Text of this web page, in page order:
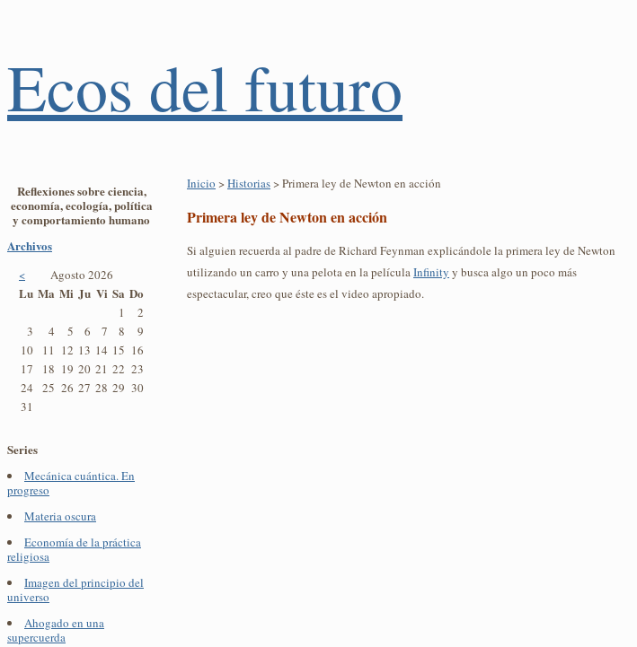
Ecos del futuro
Reflexiones sobre ciencia,
economía, ecología, política
y comportamiento humano
Archivos
< Agosto 2026
Lu Ma Mi Ju Vi Sa Do
1
2
3
4 5 6 7 8
9
10
11 12 13 14 15 16
17
18 19 20 21 22 23
24
25 26 27 28 29 30
31
Series
Mecánica cuántica. En
progreso
Materia oscura
Economía de la práctica
religiosa
Imagen del principio del
universo
Ahogado en una
supercuerda
Inicio >Historias> Primera ley de Newton en acción
Primera ley de Newton en acción
Si alguien recuerda al padre de Richard Feynman explicándole la primera ley de Newton
utilizando un carro y una pelota en la películaInfinity y busca algo un poco más
espectacular, creo que éste es el video apropiado.